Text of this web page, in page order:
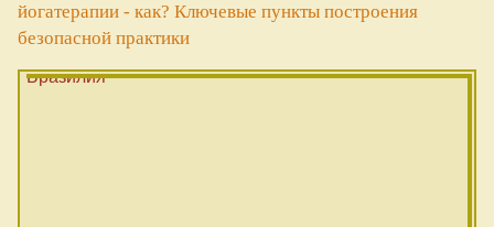
йогатерапии - как? Ключевые пункты построения
безопасной практики